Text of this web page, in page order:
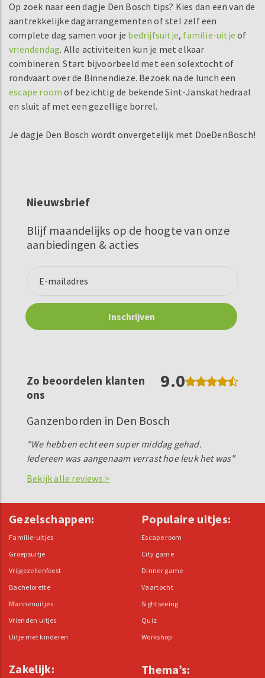
Op zoek naar een dagje Den Bosch tips? Kies dan een van de
aantrekkelijke dagarrangementen of stel zelf een
complete dag samen voor je bedrijfsuitje, familie-uitje of
vriendendag. Alle activiteiten kun je met elkaar
combineren. Start bijvoorbeeld met een solextocht of
rondvaart over de Binnendieze. Bezoek na de lunch een
escape room of bezichtig de bekende Sint-Janskathedraal
en sluit af met een gezellige borrel.
Je dagje Den Bosch wordt onvergetelijk met DoeDenBosch!
Nieuwsbrief
Blijf maandelijks op de hoogte van onze
aanbiedingen & acties
Zo beoordelen klanten
ons
9.0
Ganzenborden in Den Bosch
"We hebben echt een super middag gehad.
Iedereen was aangenaam verrast hoe leuk het was"
Bekijk alle reviews >
Gezelschappen:
Familie-uitjes
Groepsuitje
Vrijgezellenfeest
Bachelorette
Mannenuitjes
Vrienden uitjes
Uitje met kinderen
Zakelijk:
Populaire uitjes:
Escape room
City game
Dinner game
Vaartocht
Sightseeing
Quiz
Workshop
Thema’s: